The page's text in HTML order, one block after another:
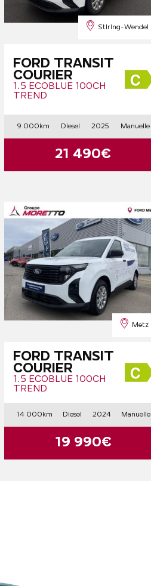
Stiring-Wendel
FORD TRANSIT
COURIER
1.5 ECOBLUE 100CH
TREND
9 000km Diesel 2025 Manuelle
21 490€
Metz
FORD TRANSIT
COURIER
1.5 ECOBLUE 100CH
TREND
14 000km Diesel 2024 Manuelle
19 990€